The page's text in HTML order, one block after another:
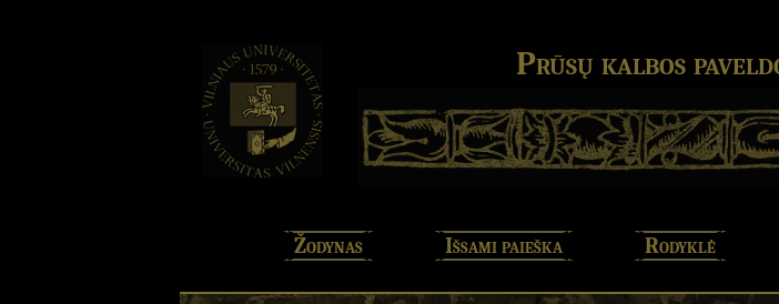
Prūsų kalbos
Žodynas Išsami paieška Rodyklė